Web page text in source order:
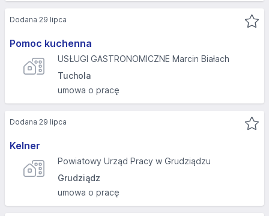
Pomoc kuchenna
USŁUGI GASTRONOMICZNE Marcin Białach
Tuchola
umowa o pracę
Dodana 29 lipca
Kelner
Powiatowy Urząd Pracy w Grudziądzu
Grudziądz
umowa o pracę
Dodana 29 lipca